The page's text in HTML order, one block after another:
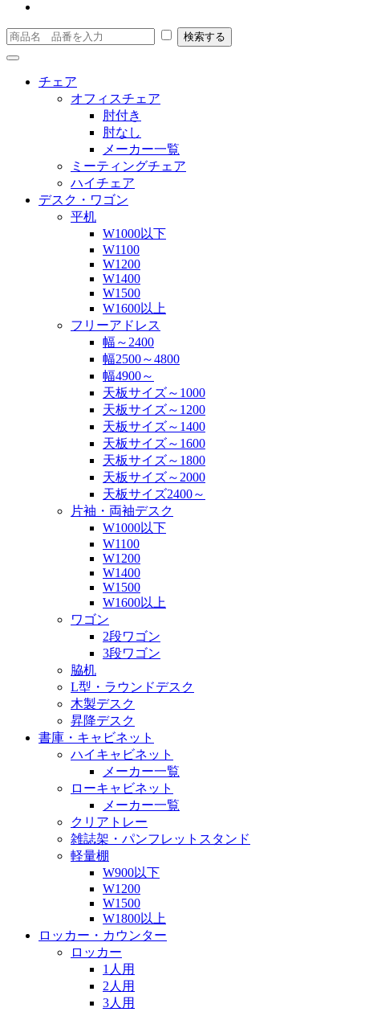
チェア
オフィスチェア
肘付き
肘なし
メーカー一覧
ミーティングチェア
ハイチェア
デスク・ワゴン
平机
W1000以下
W1100
W1200
W1400
W1500
W1600以上
フリーアドレス
幅～2400
幅2500～4800
幅4900～
天板サイズ～1000
天板サイズ～1200
天板サイズ～1400
天板サイズ～1600
天板サイズ～1800
天板サイズ～2000
天板サイズ2400～
片袖・両袖デスク
W1000以下
W1100
W1200
W1400
W1500
W1600以上
ワゴン
2段ワゴン
3段ワゴン
脇机
L型・ラウンドデスク
木製デスク
昇降デスク
書庫・キャビネット
ハイキャビネット
メーカー一覧
ローキャビネット
メーカー一覧
クリアトレー
雑誌架・パンフレットスタンド
軽量棚
W900以下
W1200
W1500
W1800以上
ロッカー・カウンター
ロッカー
1人用
2人用
3人用